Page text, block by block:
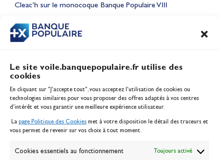
Le site voile.banquepopulaire.fr utilise des
cookies
En cliquant sur "J'accepte tout", vous acceptez l’utilisation de cookies ou
technologies similaires pour vous proposer des offres adaptés à vos centres
d’intérêt et vous garantir une meilleure expérience utilisateur.
La page Politique des Cookies met à votre disposition le détail des traceurs et
vous permet de revenir sur vos choix à tout moment.
Cookies essentiels au fonctionnement Toujours activé
Cleac’h sur le monocoque Banque Populaire VIII
CONTENU
Jeux Olympiques 2028
Inscription serveur média
Contact
Politique des cookies
Banque de la voile